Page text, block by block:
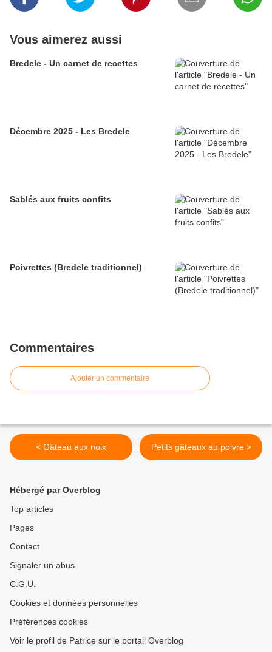
Vous aimerez aussi
Bredele - Un carnet de recettes
Décembre 2025 - Les Bredele
Sablés aux fruits confits
Poivrettes (Bredele traditionnel)
Commentaires
Ajouter un commentaire
< Gâteau aux noix Petits gâteaux au poivre >
Hébergé par Overblog
Top articles
Pages
Contact
Signaler un abus
C.G.U.
Cookies et données personnelles
Préférences cookies
Voir le profil de Patrice sur le portail Overblog